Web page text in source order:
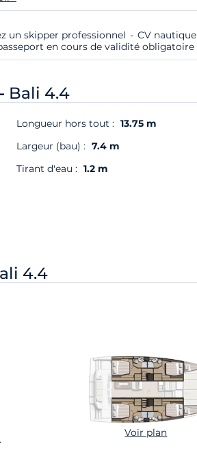
un skipper professionnel
CV nautique
en cours de validité obligatoire
Bali 4.4
Longueur hors tout : 13.75 m
Largeur (bau) : 7.4 m
Tirant d'eau : 1.2 m
4.4
Voir plan